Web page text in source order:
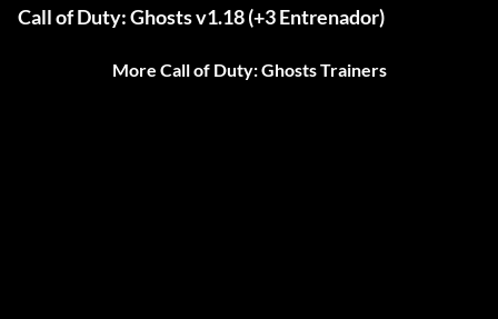
Call of Duty: Ghosts v1.18 (+3 Entrenador)
More Call of Duty: Ghosts Trainers